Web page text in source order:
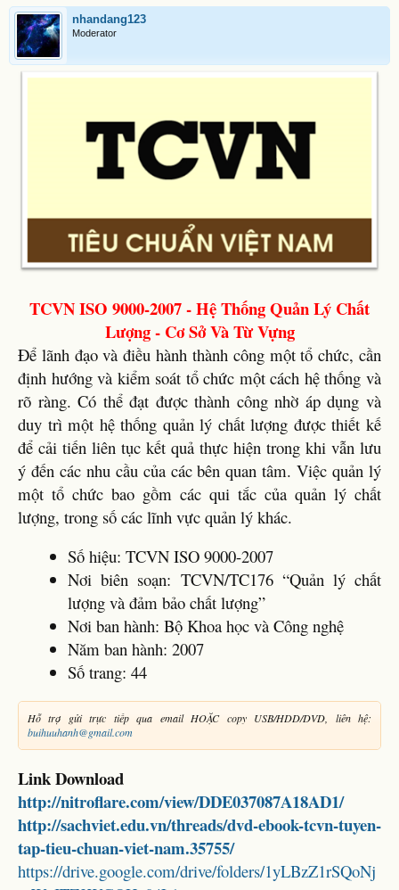
nhandang123
Moderator
TCVN ISO 9000-2007 - Hệ Thống Quản Lý Chất
Lượng - Cơ Sở Và Từ Vựng
Để lãnh đạo và điều hành thành công một tổ chức, cần
định hướng và kiểm soát tổ chức một cách hệ thống và
rõ ràng. Có thể đạt được thành công nhờ áp dụng và
duy trì một hệ thống quản lý chất lượng được thiết kế
để cải tiến liên tục kết quả thực hiện trong khi vẫn lưu
ý đến các nhu cầu của các bên quan tâm. Việc quản lý
một tổ chức bao gồm các qui tắc của quản lý chất
lượng, trong số các lĩnh vực quản lý khác.
Số hiệu: TCVN ISO 9000-2007
Nơi biên soạn: TCVN/TC176 “Quản lý chất
lượng và đảm bảo chất lượng”
Nơi ban hành: Bộ Khoa học và Công nghệ
Năm ban hành: 2007
Số trang: 44
Hỗ trợ gửi trực tiếp qua email HOẶC copy USB/HDD/DVD, liên hệ:
buihuuhanh@gmail.com
Link Download
http://nitroflare.com/view/DDE037087A18AD1/
http://sachviet.edu.vn/threads/dvd-ebook-tcvn-tuyen-
tap-tieu-chuan-viet-nam.35755/
https://drive.google.com/drive/folders/1yLBzZ1rSQoNj